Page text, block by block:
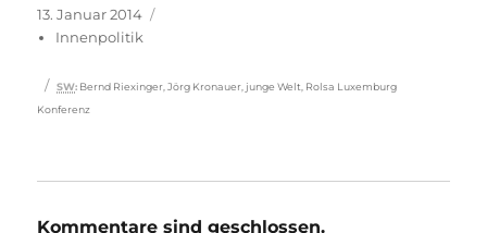
Veröffentlicht
am
13. Januar 2014
Innenpolitik
Schlagwörter
SW: Bernd Riexinger ,Jörg Kronauer junge Welt Rolsa Luxemburg
Konferenz
Kommentare sind geschlossen.